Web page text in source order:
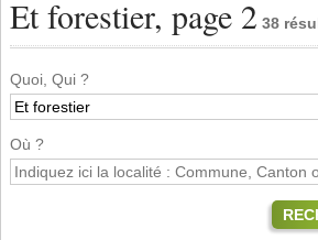
Et forestier, page 2 38
Quoi, Qui ?
Où ?